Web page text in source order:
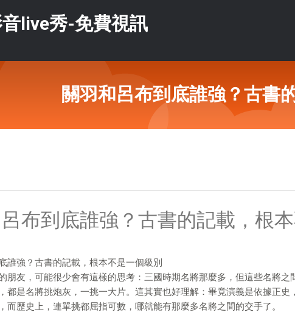
live秀-免費視訊
關羽和呂布到底誰強？古書
布到底誰強？古書的記載，根
誰強？古書的記載，根本不是一個級別
朋友，可能很少會有這樣的思考：三國時期名將那麼多，但這些名將之
都是名將挑炮灰，一挑一大片。這其實也好理解：畢竟演義是依據正史
而歷史上，連單挑都屈指可數，哪就能有那麼多名將之間的交手了。